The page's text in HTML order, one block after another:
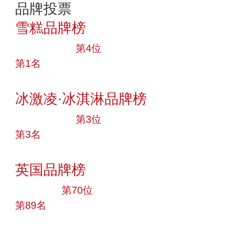
品牌投票
雪糕品牌榜
第4位
第1名
冰激凌·冰淇淋品牌榜
第3位
第3名
英国品牌榜
第70位
第89名